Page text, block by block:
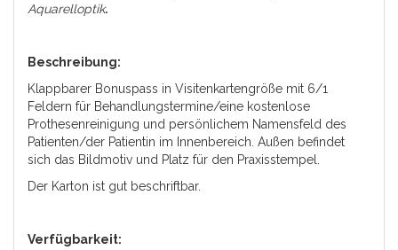
Aquarelloptik.
Beschreibung:
Klappbarer Bonuspass in Visitenkartengröße mit 6/1
Feldern für Behandlungstermine/eine kostenlose
Prothesenreinigung und persönlichem Namensfeld des
Patienten/der Patientin im Innenbereich. Außen befindet
sich das Bildmotiv und Platz für den Praxisstempel.
Der Karton ist gut beschriftbar.
Verfügbarkeit: